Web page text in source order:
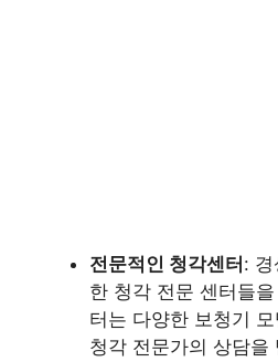
전문적인 청각센터: 경
한 청각 전문 센터들
터는 다양한 보청기
청각 전문가의 상담을